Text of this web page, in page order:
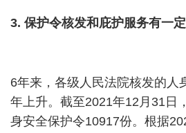
3. 保护令核发和庇护服务有一
6年来，各级人民法院核发的人
年上升。截至2021年12 月 31 日
身安全保护令10917份。根据